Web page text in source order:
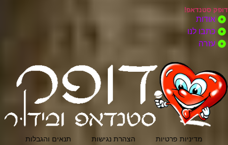
דופק סטנדאפ!
אודות
כתבו לנו
עזרה
מדיניות פרטיות הצהרת נגישות תנאים והגבלות